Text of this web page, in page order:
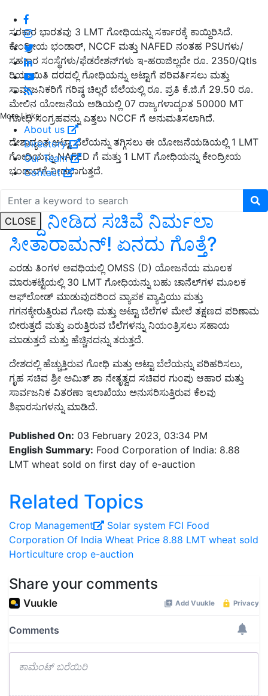
More Links
About us
Directory
Our Team
Contact
CLOSE
ಸರಕಾರ ಭಾರತವು 3 LMT ಗೋಧಿಯನ್ನು ಸರ್ಕಾರಕ್ಕೆ ಕಾಯ್ದಿರಿಸಿದೆ.
ಕೇಂದ್ರೀಯ ಭಂಡಾರ್, NCCF ಮತ್ತು NAFED ನಂತಹ PSUಗಳು/
ಸಹಕಾರ ಸಂಸ್ಥೆಗಳು/ಫೆಡರೇಶನ್‌ಗಳು ಇ-ಹರಾಜಿಲ್ಲದೇ ರೂ. 2350/Qtls
ರಿಯಾಯಿತಿ ದರದಲ್ಲಿ ಗೋಧಿಯನ್ನು ಅಟ್ಟಾಗೆ ಪರಿವರ್ತಿಸಲು ಮತ್ತು
ಸಾರ್ವಜನಿಕರಿಗೆ ಗರಿಷ್ಠ ಚಿಲ್ಲರೆ ಬೆಲೆಯಲ್ಲಿ ರೂ. ಪ್ರತಿ ಕೆ.ಜಿ.ಗೆ 29.50 ರೂ.
ಮೇಲಿನ ಯೋಜನೆಯ ಅಡಿಯಲ್ಲಿ 07 ರಾಜ್ಯಗಳಾದ್ಯಂತ 50000 MT
ಗೋಧಿ ಸಂಗ್ರಹವನ್ನು ಎತ್ತಲು NCCF ಗೆ ಅನುಮತಿಸಲಾಗಿದೆ.
ದೇಶಾದ್ಯಂತ ಅಟ್ಟಾ ಬೆಲೆಯನ್ನು ತಗ್ಗಿಸಲು ಈ ಯೋಜನೆಯಡಿಯಲ್ಲಿ 1 LMT
ಗೋಧಿಯನ್ನು NAFED ಗೆ ಮತ್ತು 1 LMT ಗೋಧಿಯನ್ನು ಕೇಂದ್ರೀಯ
ಭಂಡಾರ್‌ಗೆ ನೀಡಲಾಗುತ್ತದೆ.
ಪಡಿತರದಾರರಿಗೆ ಬಜೆಟ್‌ನಲ್ಲಿ ಸಿಹಿ
ಸುದ್ದಿ ನೀಡಿದ ಸಚಿವೆ ನಿರ್ಮಲಾ
ಸೀತಾರಾಮನ್‌! ಏನದು ಗೊತ್ತೆ?
ಎರಡು ತಿಂಗಳ ಅವಧಿಯಲ್ಲಿ OMSS (D) ಯೋಜನೆಯ ಮೂಲಕ
ಮಾರುಕಟ್ಟೆಯಲ್ಲಿ 30 LMT ಗೋಧಿಯನ್ನು ಬಹು ಚಾನೆಲ್‌ಗಳ ಮೂಲಕ
ಆಫ್‌ಲೋಡ್ ಮಾಡುವುದರಿಂದ ವ್ಯಾಪಕ ವ್ಯಾಪ್ತಿಯು ಮತ್ತು
ಗಗನಕ್ಕೇರುತ್ತಿರುವ ಗೋಧಿ ಮತ್ತು ಅಟ್ಟಾ ಬೆಲೆಗಳ ಮೇಲೆ ತಕ್ಷಣದ ಪರಿಣಾಮ
ಬೀರುತ್ತದೆ ಮತ್ತು ಏರುತ್ತಿರುವ ಬೆಲೆಗಳನ್ನು ನಿಯಂತ್ರಿಸಲು ಸಹಾಯ
ಮಾಡುತ್ತದೆ ಮತ್ತು ಹೆಚ್ಚಿನದನ್ನು ತರುತ್ತದೆ.
ದೇಶದಲ್ಲಿ ಹೆಚ್ಚುತ್ತಿರುವ ಗೋಧಿ ಮತ್ತು ಅಟ್ಟಾ ಬೆಲೆಯನ್ನು ಪರಿಹರಿಸಲು,
ಗೃಹ ಸಚಿವ ಶ್ರೀ ಅಮಿತ್ ಶಾ ನೇತೃತ್ವದ ಸಚಿವರ ಗುಂಪು ಆಹಾರ ಮತ್ತು
ಸಾರ್ವಜನಿಕ ವಿತರಣಾ ಇಲಾಖೆಯು ಅನುಸರಿಸುತ್ತಿರುವ ಕೆಲವು
ಶಿಫಾರಸುಗಳನ್ನು ಮಾಡಿದೆ.
Published On: 03 February 2023, 03:34 PM
English Summary: Food Corporation of India: 8.88
LMT wheat sold on first day of e-auction
Related Topics
Crop Management Solar system FCI Food
Corporation Of India Wheat Price 8.88 LMT wheat sold
Horticulture crop e-auction
Share your comments